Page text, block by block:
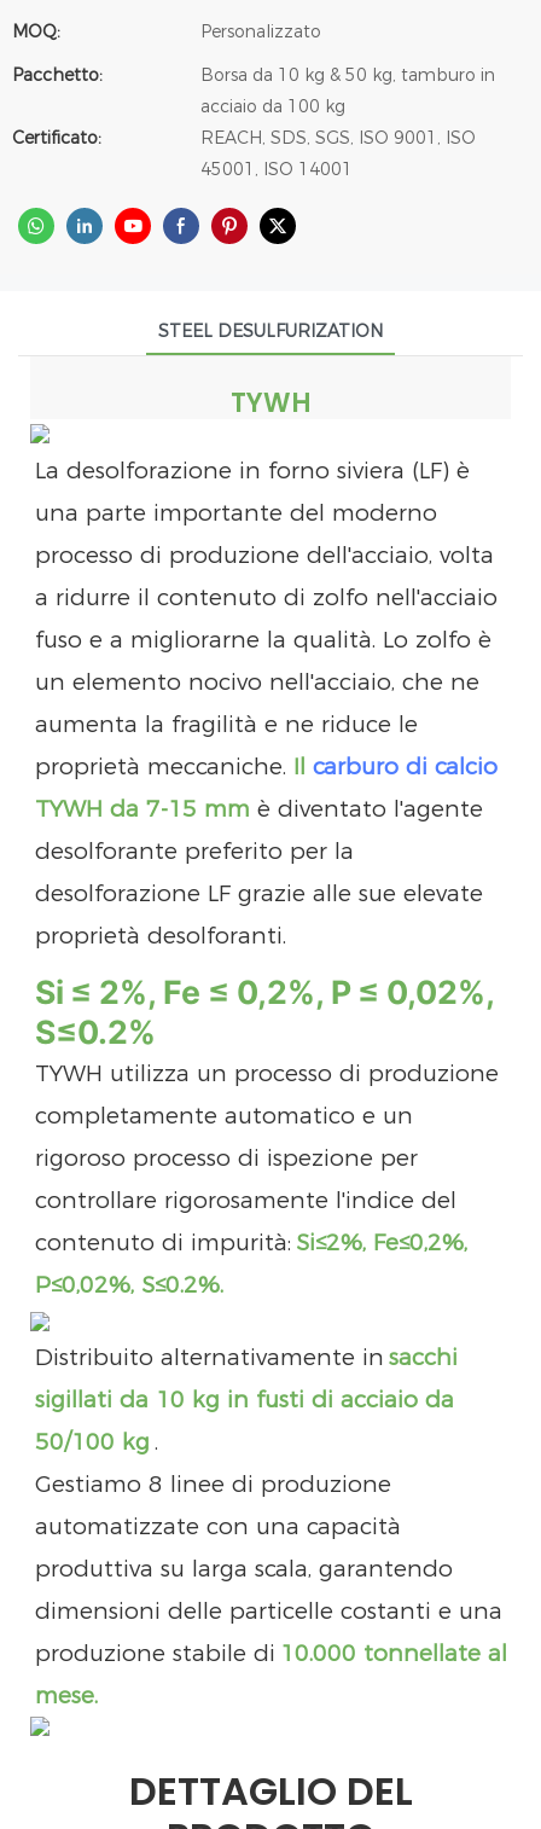
MOQ:
Personalizzato
Pacchetto:
Borsa da 10 kg & 50 kg, tamburo in
acciaio da 100 kg
Certificato:
REACH, SDS, SGS, ISO 9001, ISO
45001, ISO 14001
STEEL DESULFURIZATION
TYWH
La desolforazione in forno siviera (LF) è
una parte importante del moderno
processo di produzione dell'acciaio, volta
a ridurre il contenuto di zolfo nell'acciaio
fuso e a migliorarne la qualità. Lo zolfo è
un elemento nocivo nell'acciaio, che ne
aumenta la fragilità e ne riduce le
proprietà meccaniche. Ilcarburo di calcio
TYWH da 7-15 mm è diventato l'agente
desolforante preferito per la
desolforazione LF grazie alle sue elevate
proprietà desolforanti.
Si ≤ 2%, Fe ≤ 0,2%, P ≤ 0,02%,
S≤0.2%
TYWH utilizza un processo di produzione
completamente automatico e un
rigoroso processo di ispezione per
controllare rigorosamente l'indice del
contenuto di impurità: Si≤2%, Fe≤0,2%,
P≤0,02%, S≤0.2%.
Distribuito alternativamente in sacchi
sigillati da 10 kg in fusti di acciaio da
50/100 kg .
Gestiamo 8 linee di produzione
automatizzate con una capacità
produttiva su larga scala, garantendo
dimensioni delle particelle costanti e una
produzione stabile di 10.000 tonnellate al
mese.
DETTAGLIO DEL